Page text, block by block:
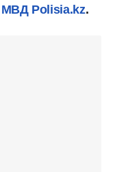
Polisia.kz.